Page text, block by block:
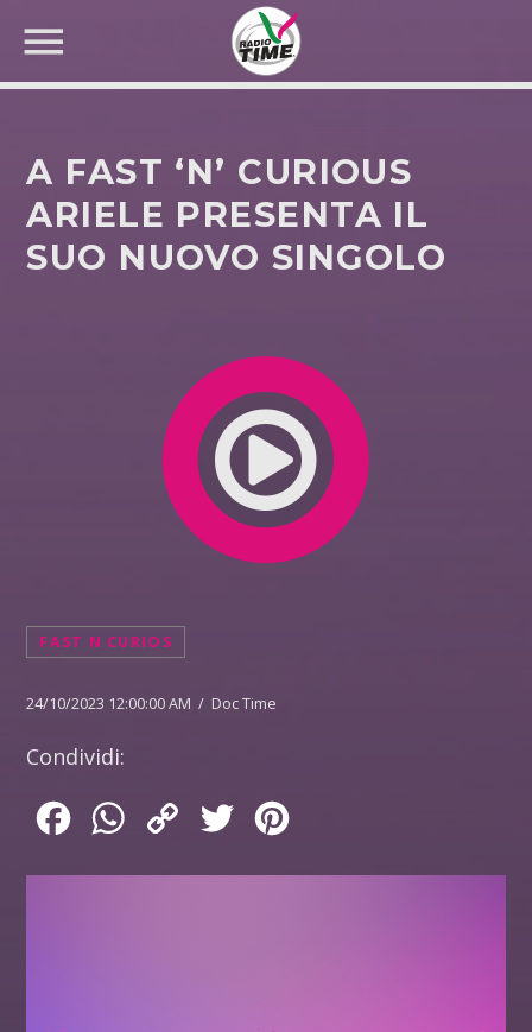
CERCA NEL SITO WEB:
A FAST ‘N’ CURIOUS
ARIELE PRESENTA IL
SUO NUOVO SINGOLO
FAST N CURIOS
24/10/2023 12:00:00 AM / Doc Time
Condividi:
FacebookWhatsApp
Copy
Twitter